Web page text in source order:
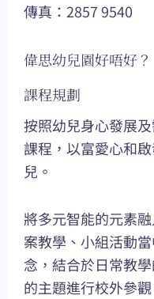
傳真：2857 9540
偉思幼兒園好唔好？
課程規劃
按照幼兒身心發展
課程，以富愛心和
兒。
將多元智能的元素
案教學、小組活動
念，結合於日常教
的主題進行校外參觀